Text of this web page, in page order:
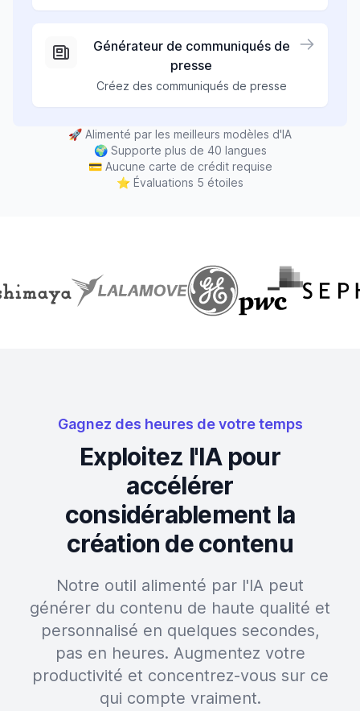
Générateur de communiqués de
presse
Créez des communiqués de presse
🚀 Alimenté par les meilleurs modèles d'IA
🌍 Supporte plus de 40 langues
💳 Aucune carte de crédit requise
⭐ Évaluations 5 étoiles
Gagnez des heures de votre temps
Exploitez l'IA pour
accélérer
considérablement la
création de contenu
Notre outil alimenté par l'IA peut
générer du contenu de haute qualité et
personnalisé en quelques secondes,
pas en heures. Augmentez votre
productivité et concentrez-vous sur ce
qui compte vraiment.